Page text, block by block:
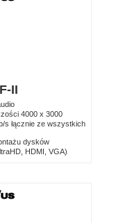
II
4000 x 3000
s łącznie ze wszystkich
dysków
HDMI, VGA)